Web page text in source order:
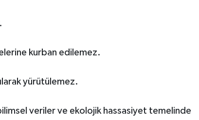
kurban edilemez.
yürütülemez.
veriler ve ekolojik hassasiyet temelinde